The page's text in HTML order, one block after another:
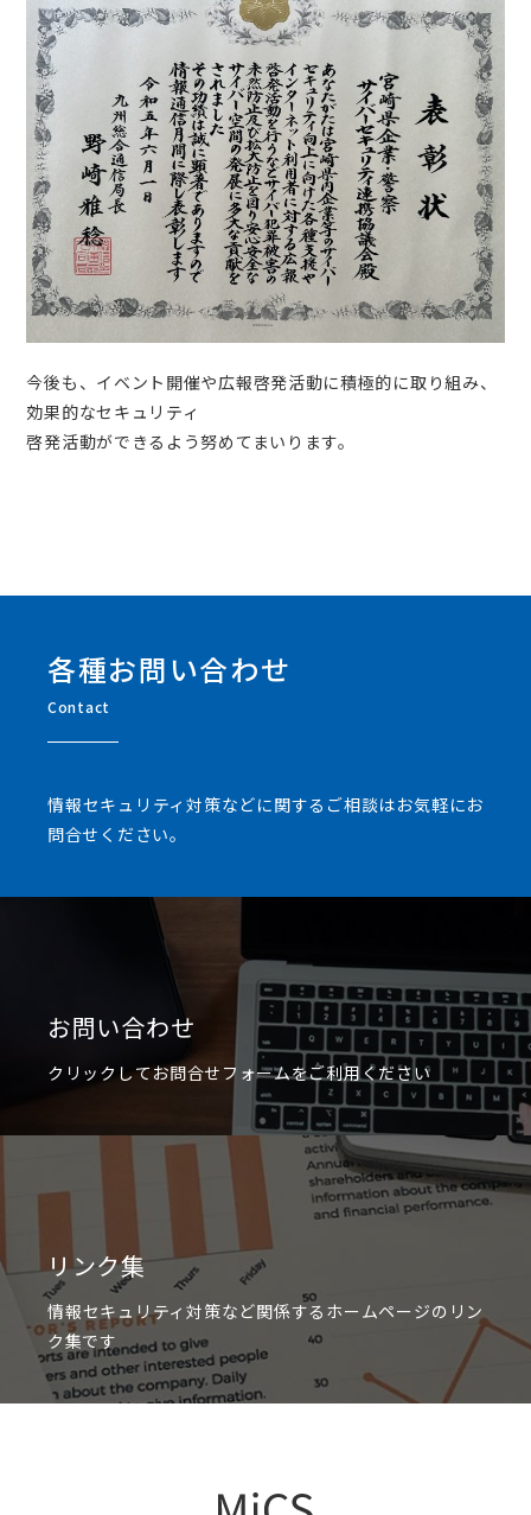
今後も、イベント開催や広報啓発活動に積極的に取り組み、
効果的なセキュリティ
啓発活動ができるよう努めてまいります。
各種お問い合わせ
Contact
情報セキュリティ対策などに関するご相談はお気軽にお
問合せください。
お問い合わせ
クリックしてお問合せフォームをご利用ください
リンク集
情報セキュリティ対策など関係するホームページのリン
ク集です